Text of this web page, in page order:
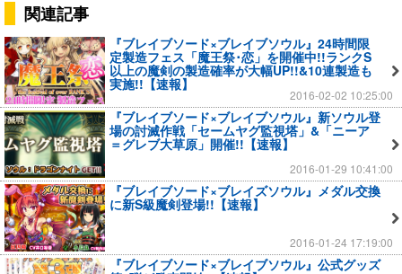
関連記事
『ブレイブソード×ブレイブソウル』24時間限
定製造フェス「魔王祭･恋」を開催中!!ランクS
以上の魔剣の製造確率が大幅UP!!&10連製造も
実施!!【速報】
2016-02-02 10:25:00
『ブレイブソード×ブレイブソウル』新ソウル登
場の討滅作戦「セームヤグ監視塔」&「ニーア
＝グレブ大草原」開催!!【速報】
2016-01-29 10:41:00
『ブレイブソード×ブレイズソウル』メダル交換
に新S級魔剣登場!!【速報】
2016-01-24 17:19:00
『ブレイブソード×ブレイブソウル』公式グッズ